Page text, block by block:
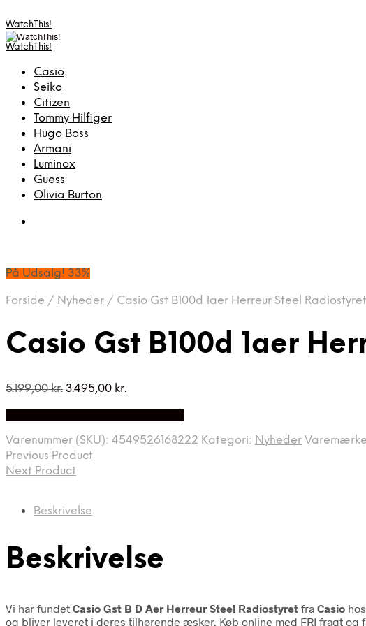
WatchThis!
WatchThis!
Casio
Seiko
Citizen
Tommy Hilfiger
Hugo Boss
Armani
Luminox
Guess
Olivia Burton
På Udsalg! 33%
Forside / Nyheder / Casio Gst B100d 1aer Herreur Steel Radiostyret
Casio Gst B100d 1aer
5.199,00kr. Den
5.199,00 kr..
3.495,00 kr.
3.495,00 kr..
Varenummer (SKU): 4549526168222 Kategori: Nyheder
Previous Product
Next Product
Beskrivelse
Beskrivelse
Vi har fundet Casio Gst B D Aer Herreur Steel Radiostyret fra Casio
og bliver leveret i deres tilhørende æsker. Køb online med FRI fragt og